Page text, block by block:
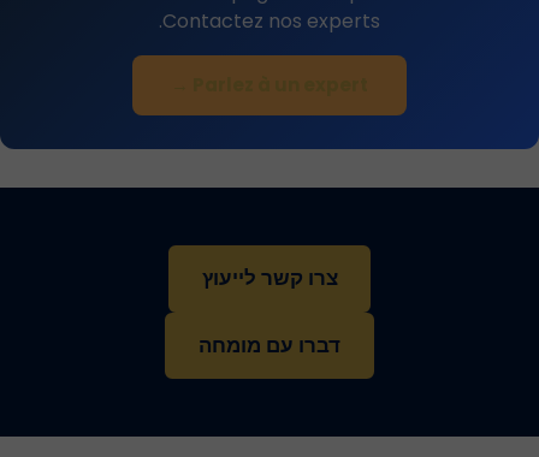
Contactez nos experts.
צרו קשר לייעוץ
דברו עם מומחה